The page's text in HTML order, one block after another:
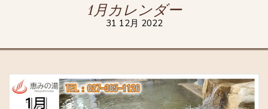
1月カレンダー
31 12月 2022